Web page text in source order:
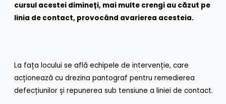
cursul acestei dimineți, mai multe crengi au căzut pe
linia de contact, provocând avarierea acesteia.
La fața locului se află echipele de intervenție, care
acționează cu drezina pantograf pentru remedierea
defecțiunilor și repunerea sub tensiune a liniei de contact.